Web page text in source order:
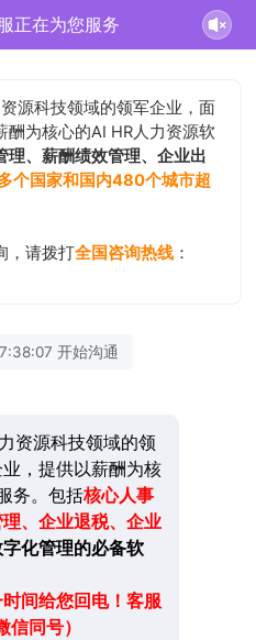
正在为您服务
源科技领域的领军企业，面
酬为核心的AI HR人力资源软
理、薪酬绩效管理、企业出
个国家和国内480个城市超
，请拨打全国咨询热线 ：
开始沟通
资源科技领域的领
，提供以薪酬为核
务。包括核心人事
、企业退税、企业
化管理的必备软
间给您回电！客服
同号）